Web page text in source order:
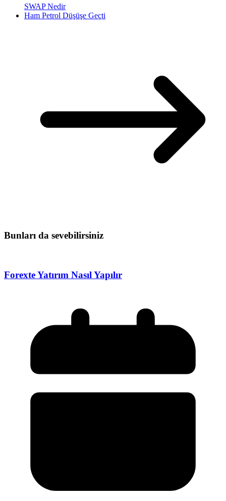
SWAP Nedir
Ham Petrol Düşüşe Geçti
Bunları da sevebilirsiniz
Forexte Yatırım Nasıl Yapılır